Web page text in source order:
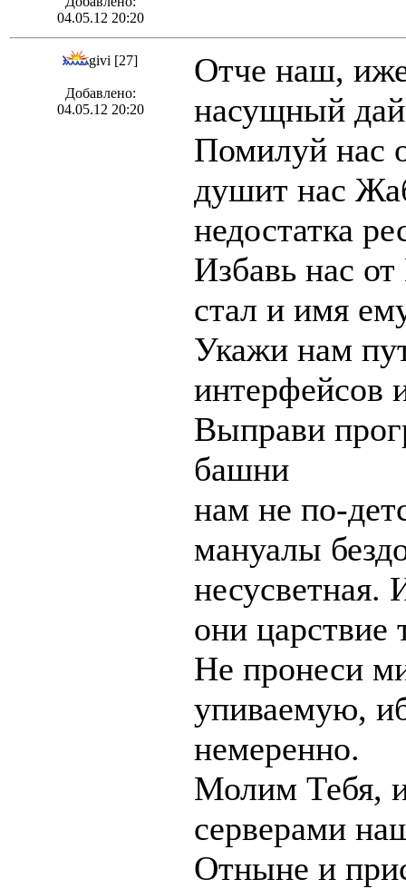
04.05.12 20:20
givi [27]
Добавлено:
04.05.12 20:20
Отче наш,
насущный
Помилуй нас
душит нас
недостатка
Избавь нас
стал и имя
Укажи нам
интерфейсов
Выправи
башни
нам не по-
мануалы
несусветная.
они царствие
Не пронеси
упиваемую,
немеренно.
Молим Тебя,
серверами
Отныне и